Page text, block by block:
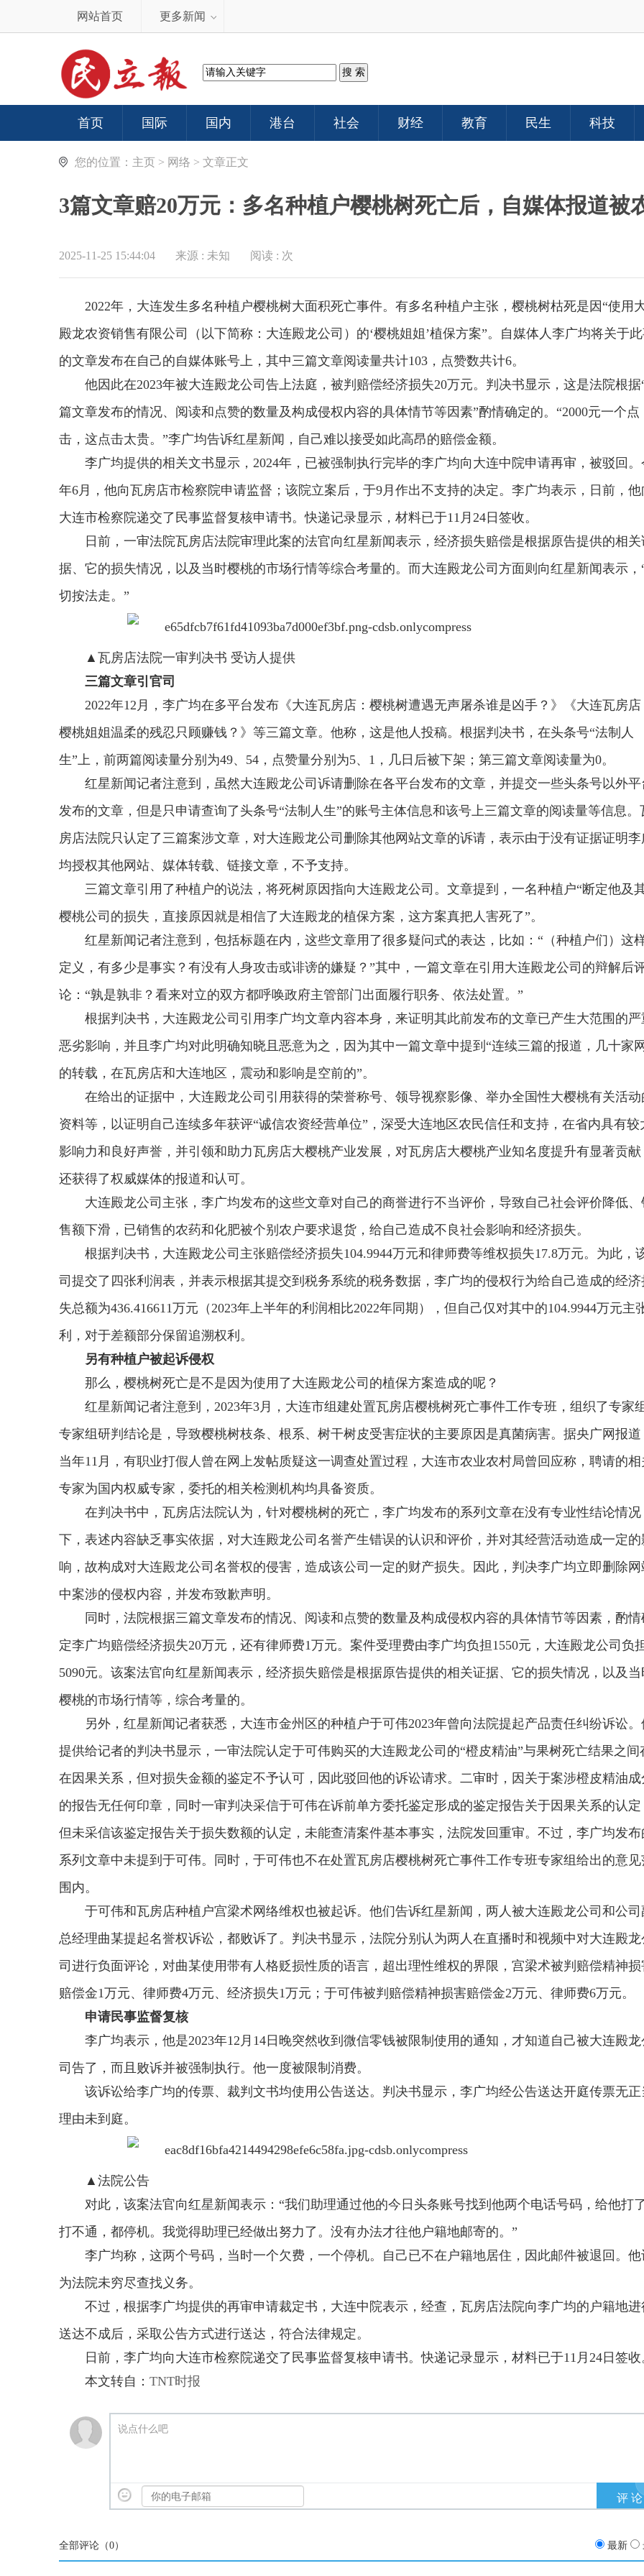
网站首页 更多新闻
首页 国际 国内 港台 社会 财经 教育 民生 科技
您的位置： 主页 > 网络 > 文章正文
3篇文章赔20万元：多名种植户樱桃树死亡后，自媒体报道被
2025-11-25 15:44:04 来源 : 未知 阅读 : 次
2022年，大连发生多名种植户樱桃树大面积死亡事件。有多名种植户主张，樱桃树枯死是因“使用
殿龙农资销售有限公司（以下简称：大连殿龙公司）的‘樱桃姐姐’植保方案”。自媒体人李广均将关于
的文章发布在自己的自媒体账号上，其中三篇文章阅读量共计103，点赞数共计6。
他因此在2023年被大连殿龙公司告上法庭，被判赔偿经济损失20万元。判决书显示，这是法院根据
篇文章发布的情况、阅读和点赞的数量及构成侵权内容的具体情节等因素”酌情确定的。“2000元一个点
击，这点击太贵。”李广均告诉红星新闻，自己难以接受如此高昂的赔偿金额。
李广均提供的相关文书显示，2024年，已被强制执行完毕的李广均向大连中院申请再审，被驳回。
年6月，他向瓦房店市检察院申请监督；该院立案后，于9月作出不支持的决定。李广均表示，日前，他
大连市检察院递交了民事监督复核申请书。快递记录显示，材料已于11月24日签收。
日前，一审法院瓦房店法院审理此案的法官向红星新闻表示，经济损失赔偿是根据原告提供的相关
据、它的损失情况，以及当时樱桃的市场行情等综合考量的。而大连殿龙公司方面则向红星新闻表示，
切按法走。”
▲瓦房店法院一审判决书 受访人提供
三篇文章引官司
2022年12月，李广均在多平台发布《大连瓦房店：樱桃树遭遇无声屠杀谁是凶手？》《大连瓦房店
樱桃姐姐温柔的残忍只顾赚钱？》等三篇文章。他称，这是他人投稿。根据判决书，在头条号“法制人
生”上，前两篇阅读量分别为49、54，点赞量分别为5、1，几日后被下架；第三篇文章阅读量为0。
红星新闻记者注意到，虽然大连殿龙公司诉请删除在各平台发布的文章，并提交一些头条号以外平
发布的文章，但是只申请查询了头条号“法制人生”的账号主体信息和该号上三篇文章的阅读量等信息。
房店法院只认定了三篇案涉文章，对大连殿龙公司删除其他网站文章的诉请，表示由于没有证据证明李
均授权其他网站、媒体转载、链接文章，不予支持。
三篇文章引用了种植户的说法，将死树原因指向大连殿龙公司。文章提到，一名种植户“断定他及
樱桃公司的损失，直接原因就是相信了大连殿龙的植保方案，这方案真把人害死了”。
红星新闻记者注意到，包括标题在内，这些文章用了很多疑问式的表达，比如：“（种植户们）这
定义，有多少是事实？有没有人身攻击或诽谤的嫌疑？”其中，一篇文章在引用大连殿龙公司的辩解后
论：“孰是孰非？看来对立的双方都呼唤政府主管部门出面履行职务、依法处置。”
根据判决书，大连殿龙公司引用李广均文章内容本身，来证明其此前发布的文章已产生大范围的严
恶劣影响，并且李广均对此明确知晓且恶意为之，因为其中一篇文章中提到“连续三篇的报道，几十家
的转载，在瓦房店和大连地区，震动和影响是空前的”。
在给出的证据中，大连殿龙公司引用获得的荣誉称号、领导视察影像、举办全国性大樱桃有关活动
资料等，以证明自己连续多年获评“诚信农资经营单位”，深受大连地区农民信任和支持，在省内具有较
影响力和良好声誉，并引领和助力瓦房店大樱桃产业发展，对瓦房店大樱桃产业知名度提升有显著贡献
还获得了权威媒体的报道和认可。
大连殿龙公司主张，李广均发布的这些文章对自己的商誉进行不当评价，导致自己社会评价降低、
售额下滑，已销售的农药和化肥被个别农户要求退货，给自己造成不良社会影响和经济损失。
根据判决书，大连殿龙公司主张赔偿经济损失104.9944万元和律师费等维权损失17.8万元。为此，
司提交了四张利润表，并表示根据其提交到税务系统的税务数据，李广均的侵权行为给自己造成的经济
失总额为436.416611万元（2023年上半年的利润相比2022年同期），但自己仅对其中的104.9944万元主
利，对于差额部分保留追溯权利。
另有种植户被起诉侵权
那么，樱桃树死亡是不是因为使用了大连殿龙公司的植保方案造成的呢？
红星新闻记者注意到，2023年3月，大连市组建处置瓦房店樱桃树死亡事件工作专班，组织了专家
专家组研判结论是，导致樱桃树枝条、根系、树干树皮受害症状的主要原因是真菌病害。据央广网报道
当年11月，有职业打假人曾在网上发帖质疑这一调查处置过程，大连市农业农村局曾回应称，聘请的相
专家为国内权威专家，委托的相关检测机构均具备资质。
在判决书中，瓦房店法院认为，针对樱桃树的死亡，李广均发布的系列文章在没有专业性结论情况
下，表述内容缺乏事实依据，对大连殿龙公司名誉产生错误的认识和评价，并对其经营活动造成一定的
响，故构成对大连殿龙公司名誉权的侵害，造成该公司一定的财产损失。因此，判决李广均立即删除网
中案涉的侵权内容，并发布致歉声明。
同时，法院根据三篇文章发布的情况、阅读和点赞的数量及构成侵权内容的具体情节等因素，酌情
定李广均赔偿经济损失20万元，还有律师费1万元。案件受理费由李广均负担1550元，大连殿龙公司负
5090元。该案法官向红星新闻表示，经济损失赔偿是根据原告提供的相关证据、它的损失情况，以及当
樱桃的市场行情等，综合考量的。
另外，红星新闻记者获悉，大连市金州区的种植户于可伟2023年曾向法院提起产品责任纠纷诉讼。
提供给记者的判决书显示，一审法院认定于可伟购买的大连殿龙公司的“橙皮精油”与果树死亡结果之间
在因果关系，但对损失金额的鉴定不予认可，因此驳回他的诉讼请求。二审时，因关于案涉橙皮精油成
的报告无任何印章，同时一审判决采信于可伟在诉前单方委托鉴定形成的鉴定报告关于因果关系的认定
但未采信该鉴定报告关于损失数额的认定，未能查清案件基本事实，法院发回重审。不过，李广均发布
系列文章中未提到于可伟。同时，于可伟也不在处置瓦房店樱桃树死亡事件工作专班专家组给出的意见
围内。
于可伟和瓦房店种植户宫梁术网络维权也被起诉。他们告诉红星新闻，两人被大连殿龙公司和公司
总经理曲某提起名誉权诉讼，都败诉了。判决书显示，法院分别认为两人在直播时和视频中对大连殿龙
司进行负面评论，对曲某使用带有人格贬损性质的语言，超出理性维权的界限，宫梁术被判赔偿精神损
赔偿金1万元、律师费4万元、经济损失1万元；于可伟被判赔偿精神损害赔偿金2万元、律师费6万元。
申请民事监督复核
李广均表示，他是2023年12月14日晚突然收到微信零钱被限制使用的通知，才知道自己被大连殿龙
司告了，而且败诉并被强制执行。他一度被限制消费。
该诉讼给李广均的传票、裁判文书均使用公告送达。判决书显示，李广均经公告送达开庭传票无正
理由未到庭。
▲法院公告
对此，该案法官向红星新闻表示：“我们助理通过他的今日头条账号找到他两个电话号码，给他打
打不通，都停机。我觉得助理已经做出努力了。没有办法才往他户籍地邮寄的。”
李广均称，这两个号码，当时一个欠费，一个停机。自己已不在户籍地居住，因此邮件被退回。他
为法院未穷尽查找义务。
不过，根据李广均提供的再审申请裁定书，大连中院表示，经查，瓦房店法院向李广均的户籍地进
送达不成后，采取公告方式进行送达，符合法律规定。
日前，李广均向大连市检察院递交了民事监督复核申请书。快递记录显示，材料已于11月24日签收
本文转自： TNT时报
说点什么吧
全部评论（0） 最新